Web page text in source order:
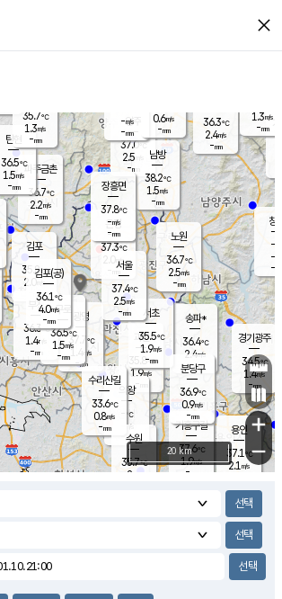
close
양주
37.0℃
2.5
-mm
과천
35.8℃
1.9m/s
- mm
용인
37.1℃
2.1 m/s
경기광주
34.5℃
1.4m/s
-mm
1.6m/s
파주금촌
36.7℃
2.2m/s
-mm
36.3℃
2.4m/s
-mm
창
-
-m/
-
탄현
36.5℃
1.5m/s
-mm
1.3m/s
-mm
의왕
- ℃
m/s
mm
김포
35.8℃
2.0 m/s
mm
광명
37.7 ℃
1.4 m/s
-mm
부천
36.3℃
1.4m/s
-mm
구로
36.5℃
1.5m/s
-mm
은평
37.3℃
2.0 m/s
- mm
노원
36.7℃
2.5m/s
-mm
송파*
36.4℃
2.4m/s
-mm
서초
35.5℃
1.9m/s
-mm
남방
38.2℃
1.5m/s
-mm
기흥구갈
37.6℃
1.9m/s
-
수리산길
33.6℃
0.8m/s
-mm
분당구
36.9℃
0.9m/s
-mm
장흥면
37.8℃
-m/s
-mm
-m/s
-mm
김포(공)
36.1℃
4.0m/s
-mm
수원
35.7℃
2 m/s
서울
37.4℃
2.5m/s
-mm
35.7℃
1.3m/s
-mm
0.6m/s
-mm
+
−
20 km